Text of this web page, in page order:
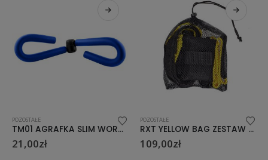
POZOSTAŁE
TM01 AGRAFKA SLIM WORKER HMS
21,00zł
POZOSTAŁE
RXT YELLOW BAG ZESTAW TAŚM DO ĆWICZEŃ STOK NN
109,00zł